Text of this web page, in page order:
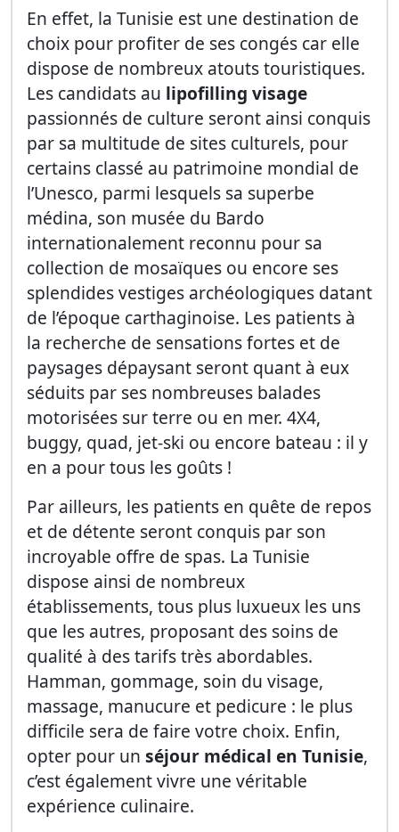
En effet, la Tunisie est une destination de
choix pour profiter de ses congés car elle
dispose de nombreux atouts touristiques.
Les candidats au lipofilling visage
passionnés de culture seront ainsi conquis
par sa multitude de sites culturels, pour
certains classé au patrimoine mondial de
l’Unesco, parmi lesquels sa superbe
médina, son musée du Bardo
internationalement reconnu pour sa
collection de mosaïques ou encore ses
splendides vestiges archéologiques datant
de l’époque carthaginoise. Les patients à
la recherche de sensations fortes et de
paysages dépaysant seront quant à eux
séduits par ses nombreuses balades
motorisées sur terre ou en mer. 4X4,
buggy, quad, jet-ski ou encore bateau : il y
en a pour tous les goûts !
Par ailleurs, les patients en quête de repos
et de détente seront conquis par son
incroyable offre de spas. La Tunisie
dispose ainsi de nombreux
établissements, tous plus luxueux les uns
que les autres, proposant des soins de
qualité à des tarifs très abordables.
Hamman, gommage, soin du visage,
massage, manucure et pedicure : le plus
difficile sera de faire votre choix. Enfin,
opter pour un séjour médical en Tunisie,
c’est également vivre une véritable
expérience culinaire.